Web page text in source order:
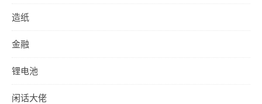
造纸
金融
锂电池
闲话大佬